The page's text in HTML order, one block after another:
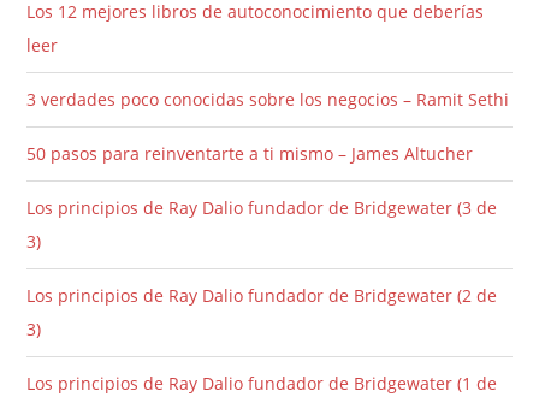
Los 12 mejores libros de autoconocimiento que deberías
leer
3 verdades poco conocidas sobre los negocios – Ramit Sethi
50 pasos para reinventarte a ti mismo – James Altucher
Los principios de Ray Dalio fundador de Bridgewater (3 de
3)
Los principios de Ray Dalio fundador de Bridgewater (2 de
3)
Los principios de Ray Dalio fundador de Bridgewater (1 de